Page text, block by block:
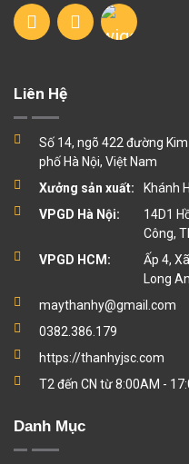
Liên Hệ
Số 14, ngõ 422 đường
phố Hà Nội, Việt Nam
Xưởng sản xuất:
Khánh
VPGD Hà Nội:
14D1
Công,
VPGD HCM:
Ấp 4,
Long An
maythanhy@gmail.com
0382.386.179
https://thanhyjsc.com
T2 đến CN từ 8:00AM -
Danh Mục